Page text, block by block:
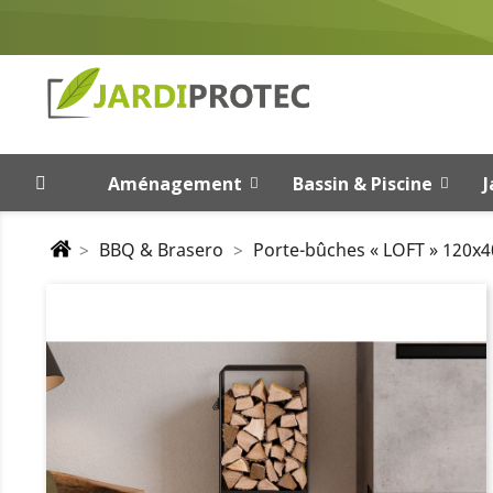
Aménagement Bassin & Piscine
BBQ & Brasero Porte-bûches « LOFT »